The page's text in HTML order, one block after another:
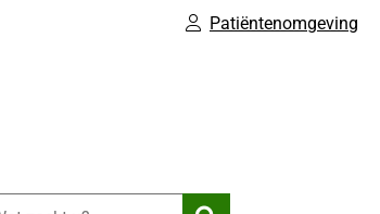
Patiëntenomgeving